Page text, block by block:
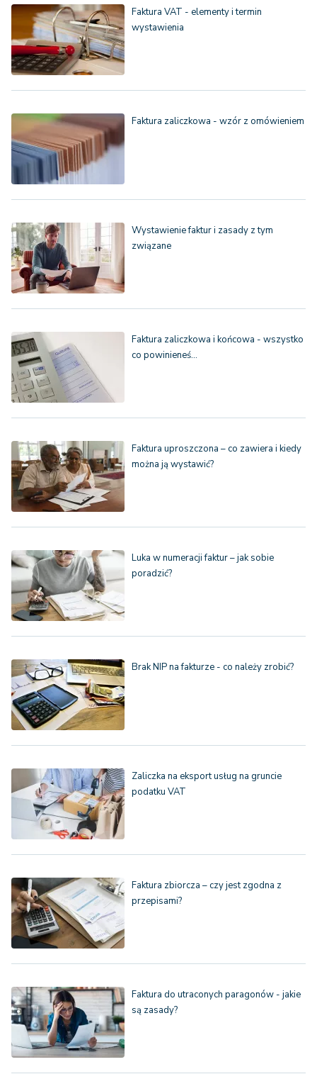
Faktura VAT - elementy i termin
wystawienia
Faktura zaliczkowa - wzór z omówieniem
Wystawienie faktur i zasady z tym
związane
Faktura zaliczkowa i końcowa - wszystko
co powinieneś…
Faktura uproszczona – co zawiera i kiedy
można ją wystawić?
Luka w numeracji faktur – jak sobie
poradzić?
Brak NIP na fakturze - co należy zrobić?
Zaliczka na eksport usług na gruncie
podatku VAT
Faktura zbiorcza – czy jest zgodna z
przepisami?
Faktura do utraconych paragonów - jakie
są zasady?